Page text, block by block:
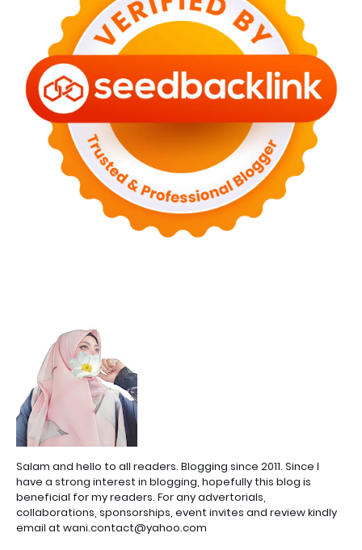
Salam and hello to all readers. Blogging since 2011. Since I
have a strong interest in blogging, hopefully this blog is
beneficial for my readers. For any advertorials,
collaborations, sponsorships, event invites and review kindly
email at wani.contact@yahoo.com